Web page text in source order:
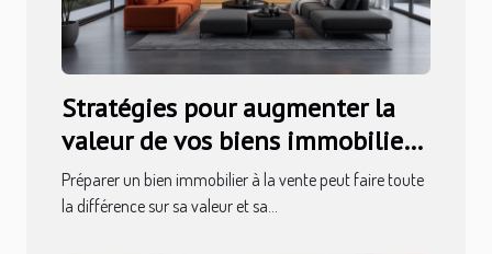
Stratégies pour augmenter la
valeur de vos biens immobiliers
avant la vente
Préparer un bien immobilier à la vente peut faire toute
la différence sur sa valeur et sa...